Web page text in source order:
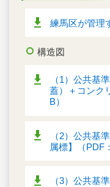
練馬区が管理
構造図
（1）公共基
蓋）＋コンク
B）
（2）公共基
属標】（PDF
（3）公共基